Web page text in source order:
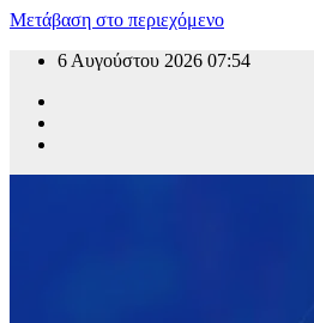
Μετάβαση στο περιεχόμενο
6 Αυγούστου 2026 07:54